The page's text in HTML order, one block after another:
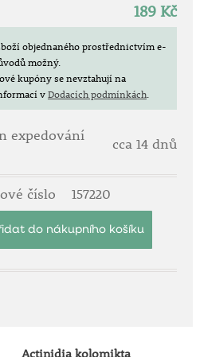
rostlina
treláže i altány
funkci
rostoucí opadavá liána
aktinidií. Její největší
listy, které se během
drobnými bělavými květy
a koncem léta dozrávají
větších angreštů.
189 Kč
objednaného prostřednictvím e-
možný.
kupóny se nevztahují na
vDodacích podmínkách.
expedování cca 14 dnů
číslo 157220
Actinidia kolomikta